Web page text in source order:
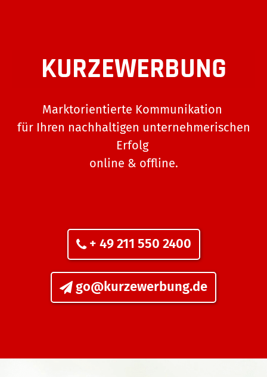
KURZEWERBUNG
Marktorientierte Kommunikation
für Ihren nachhaltigen unternehmerischen
Erfolg
online & offline.
+ 49 211 550 2400
go@kurzewerbung.de